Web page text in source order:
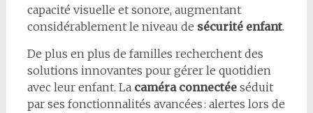
capacité visuelle et sonore, augmentant
considérablement le niveau de sécurité enfant.
De plus en plus de familles recherchent des
solutions innovantes pour gérer le quotidien
avec leur enfant. La caméra connectéeséduit
par ses fonctionnalités avancées : alertes lors de